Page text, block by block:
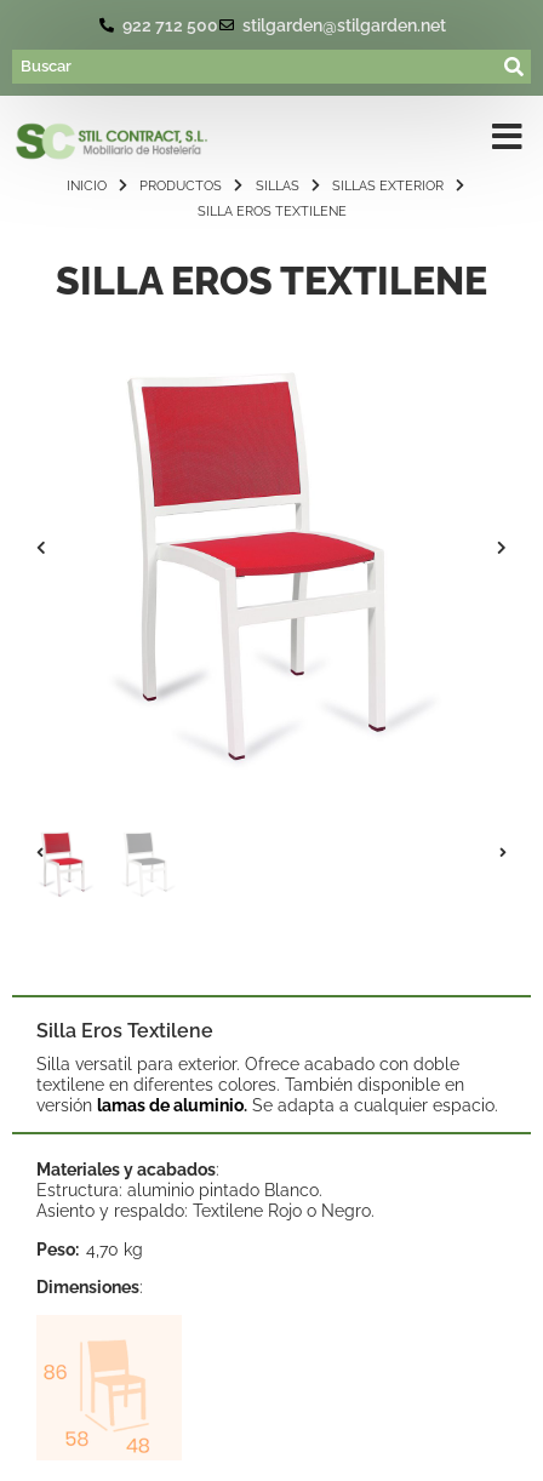
922 712 500 stilgarden@stilgarden.net
INICIO PRODUCTOS SILLAS
SILLAS EXTERIOR
SILLA EROS TEXTILENE
SILLA EROS TEXTILENE
Silla Eros Textilene
Silla versatil para exterior. Ofrece acabado con doble
textilene en diferentes colores. También disponible en
versión lamas de aluminio. Se adapta a cualquier espacio.
Materiales y acabados:
Estructura: aluminio pintado Blanco.
Asiento y respaldo: Textilene Rojo o Negro.
Peso: 4,70 kg
Dimensiones: